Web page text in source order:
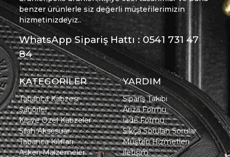
benzer ürünlerle siz değerli müşterilerimizin
hizmetinizdeyiz..
WhatsApp Sipariş Hattı : 0541 731 47
84
KATEGORİLER
Tabanca Kabzesi
Şarjörler
Kişiye Özel Kabzeler
Silah Aksesuar
Tabanca Kılıfları
Askeri Malzemeler
YARDIM
Sipariş Takibi
Arıza Formu
İade Formu
Sıkça Sorulan Sorular
Müşteri Hizmetleri
İletişim